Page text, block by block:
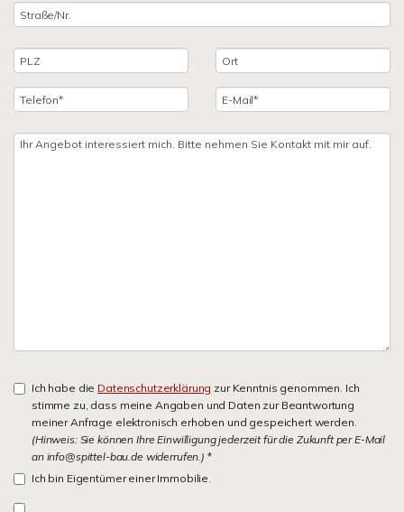
Ich habe die Datenschutzerklärung zur Kenntnis genommen. Ich
stimme zu, dass meine Angaben und Daten zur Beantwortung
meiner Anfrage elektronisch erhoben und gespeichert werden.
(Hinweis: Sie können Ihre Einwilligung jederzeit für die Zukunft per E-Mail
an info@spittel-bau.de widerrufen.) *
Ich bin Eigentümer einer Immobilie.